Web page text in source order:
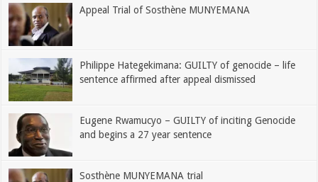
Appeal Trial of Sosthène MUNYEMANA
Philippe Hategekimana: GUILTY of genocide – life
sentence affirmed after appeal dismissed
Eugene Rwamucyo – GUILTY of inciting Genocide
and begins a 27 year sentence
Sosthène MUNYEMANA trial